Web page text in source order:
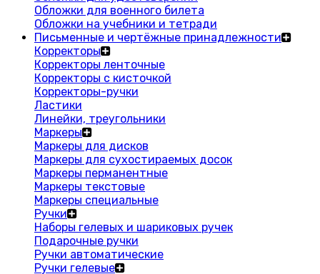
Обложки для военного билета
Обложки на учебники и тетради
Письменные и чертёжные принадлежности
Корректоры
Корректоры ленточные
Корректоры с кисточкой
Корректоры-ручки
Ластики
Линейки, треугольники
Маркеры
Маркеры для дисков
Маркеры для сухостираемых досок
Маркеры перманентные
Маркеры текстовые
Маркеры специальные
Ручки
Наборы гелевых и шариковых ручек
Подарочные ручки
Ручки автоматические
Ручки гелевые